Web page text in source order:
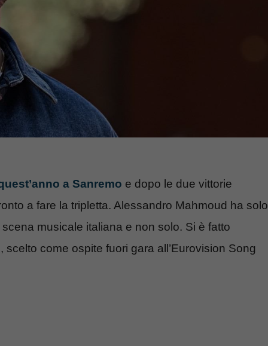
a Sanremo e dopo le due vittorie
a fare la tripletta. Alessandro Mahmoud ha solo
musicale italiana e non solo. Si è fatto
come ospite fuori gara all’Eurovision Song